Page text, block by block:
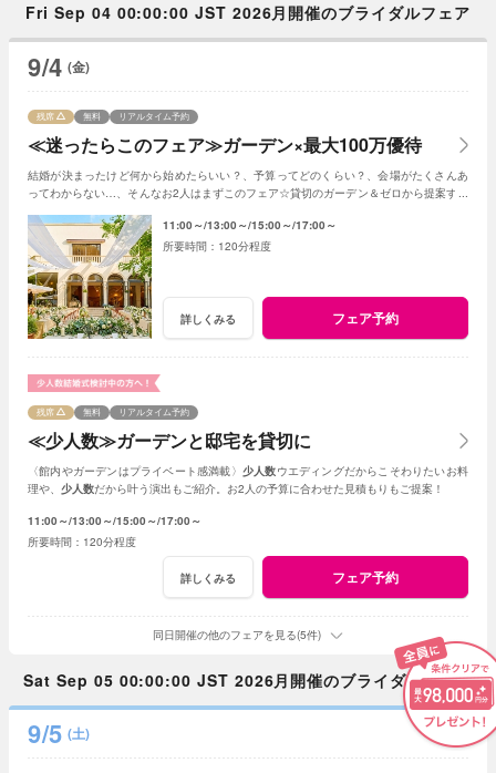
Fri Sep 04 00:00:00 JST 2026月開催のブライダルフェア
9/4 (金)
≪迷ったらこのフェア≫ガーデン×最大100万優待
残席 無料 リアルタイム予約
結婚が決まったけど何から始めたらいい？、予算ってどのくらい？、会場がたくさんあ
ってわからない…、そんなお2人はまずこのフェア☆貸切のガーデン＆ゼロから提案する
11:00～ 13:00～ 15:00～ 17:00～
120分程度
詳しくみる フェア予約
≪少人数≫ガーデンと邸宅を貸切に
残席 無料 リアルタイム予約
〈館内やガーデンはプライベート感満載〉 少人数ウエディングだからこそわりたいお料
理や、 少人数だから叶う演出もご紹介。お2人の予算に合わせた見積もりもご提案！
11:00～ 13:00～ 15:00～ 17:00～
120分程度
詳しくみる フェア予約
同日開催の他のフェアを見る(5件)
Sat Sep 05 00:00:00 JST 2026月開催のブライダルフェア
9/5 (土)